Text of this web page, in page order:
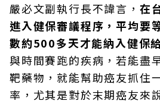
嚴必文副執行長不諱言， 在
進入健保審議程序，平均要
數約500多天才能納入健保
與時間賽跑的疾病，若能盡
靶藥物，就能幫助癌友抓住
率，尤其是對於末期癌友來